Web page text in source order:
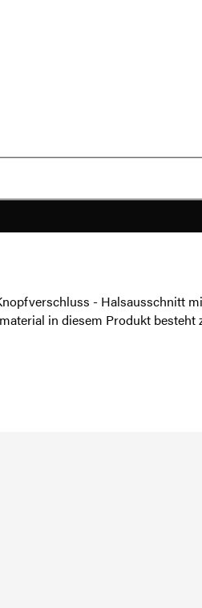
- Halsausschnitt
in diesem Produkt